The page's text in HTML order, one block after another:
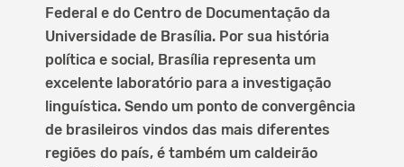
Federal e do Centro de Documentação da
Universidade de Brasília. Por sua história
política e social, Brasília representa um
excelente laboratório para a investigação
linguística. Sendo um ponto de convergência
de brasileiros vindos das mais diferentes
regiões do país, é também um caldeirão